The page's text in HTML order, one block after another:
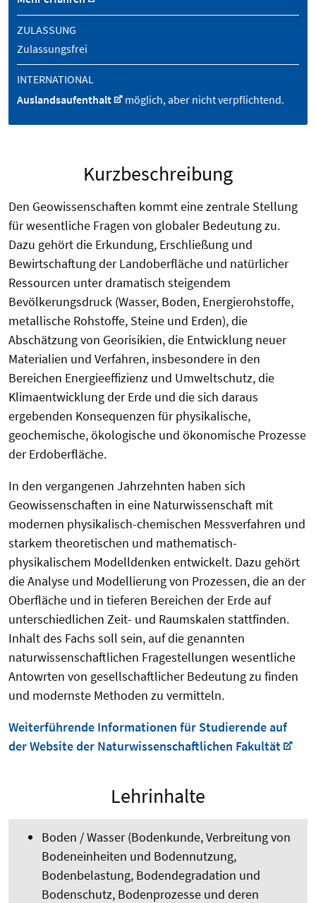
ZULASSUNG
Zulassungsfrei
INTERNATIONAL
Auslandsaufenthalt
möglich, aber nicht verpflichtend.
Kurzbeschreibung
Den Geowissenschaften kommt eine zentrale Stellung
für wesentliche Fragen von globaler Bedeutung zu.
Dazu gehört die Erkundung, Erschließung und
Bewirtschaftung der Landoberfläche und natürlicher
Ressourcen unter dramatisch steigendem
Bevölkerungsdruck (Wasser, Boden, Energierohstoffe,
metallische Rohstoffe, Steine und Erden), die
Abschätzung von Georisikien, die Entwicklung neuer
Materialien und Verfahren, insbesondere in den
Bereichen Energieeffizienz und Umweltschutz, die
Klimaentwicklung der Erde und die sich daraus
ergebenden Konsequenzen für physikalische,
geochemische, ökologische und ökonomische Prozesse
der Erdoberfläche.
In den vergangenen Jahrzehnten haben sich
Geowissenschaften in eine Naturwissenschaft mit
modernen physikalisch-chemischen Messverfahren und
starkem theoretischen und mathematisch-
physikalischem Modelldenken entwickelt. Dazu gehört
die Analyse und Modellierung von Prozessen, die an der
Oberfläche und in tieferen Bereichen der Erde auf
unterschiedlichen Zeit- und Raumskalen stattfinden.
Inhalt des Fachs soll sein, auf die genannten
naturwissenschaftlichen Fragestellungen wesentliche
Antowrten von gesellschaftlicher Bedeutung zu finden
und modernste Methoden zu vermitteln.
Weiterführende Informationen für Studierende auf
der Website der Naturwissenschaftlichen Fakultät
Lehrinhalte
Boden / Wasser (Bodenkunde, Verbreitung von
Bodeneinheiten und Bodennutzung,
Bodenbelastung, Bodendegradation und
Bodenschutz, Bodenprozesse und deren